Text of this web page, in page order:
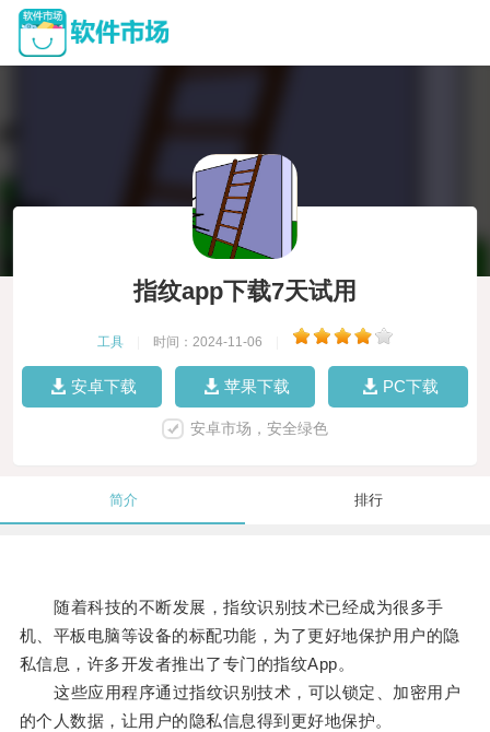
指纹app下载7天试用
工具 时间：2024-11-06
安卓下载 苹果下载 PC下载
安卓市场，安全绿色
简介 排行
随着科技的不断发展，指纹识别技术已经成为很多手
机、平板电脑等设备的标配功能，为了更好地保护用户的隐
私信息，许多开发者推出了专门的指纹App。
这些应用程序通过指纹识别技术，可以锁定、加密用户
的个人数据，让用户的隐私信息得到更好地保护。